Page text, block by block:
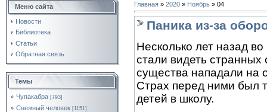
Меню сайта
Новости
Библиотека
Статьи
Обратная связь
Темы
Чупакабра [793]
Снежный человек [1151]
Главная » 2020 » Ноябрь » 04
Паника из-за
Несколько лет назад
стали видеть
существа нападали на
Страх перед ними был
детей в школу.